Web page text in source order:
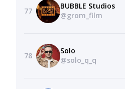
77
BUBBLE Studios
@grom_film
78
Solo
@solo_q_q